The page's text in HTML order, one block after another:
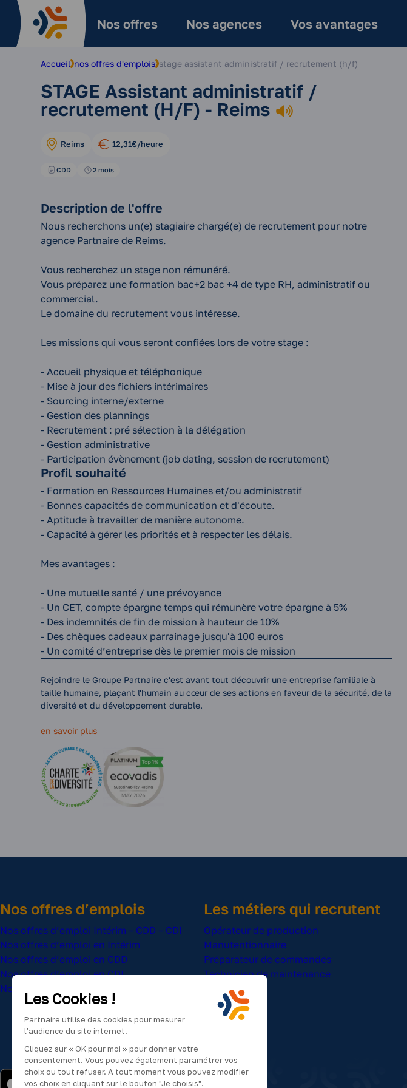
Nos offres Nos agences Vos avantages
Accueil nos offres d'emplois stage assistant administratif / recrutement (h/f)
STAGE Assistant administratif /
recrutement (H/F) - Reims
Reims 12,31€/heure
CDD 2 mois
Description de l'offre
Nous recherchons un(e) stagiaire chargé(e) de recrutement pour notre
agence Partnaire de Reims.
Vous recherchez un stage non rémunéré.
Vous préparez une formation bac+2 bac +4 de type RH, administratif ou
commercial.
Le domaine du recrutement vous intéresse.
Les missions qui vous seront confiées lors de votre stage :
- Accueil physique et téléphonique
- Mise à jour des fichiers intérimaires
- Sourcing interne/externe
- Gestion des plannings
- Recrutement : pré sélection à la délégation
- Gestion administrative
- Participation évènement (job dating, session de recrutement)
Profil souhaité
- Formation en Ressources Humaines et/ou administratif
- Bonnes capacités de communication et d'écoute.
- Aptitude à travailler de manière autonome.
- Capacité à gérer les priorités et à respecter les délais.
Mes avantages :
- Une mutuelle santé / une prévoyance
- Un CET, compte épargne temps qui rémunère votre épargne à 5%
- Des indemnités de fin de mission à hauteur de 10%
- Des chèques cadeaux parrainage jusqu'à 100 euros
- Un comité d’entreprise dès le premier mois de mission
Rejoindre le Groupe Partnaire c'est avant tout découvrir une entreprise familiale à
taille humaine, plaçant l'humain au cœur de ses actions en faveur de la sécurité, de la
diversité et du développement durable.
en savoir plus
Nos offres d’emplois
Nos offres d’emploi Intérim – CDD – CDI
Nos offres d’emploi en Intérim
Nos offres d’emploi en CDD
Nos offres d’emploi en CDI
Nos offres d’emploi saisonnier
Les métiers qui recrutent
Opérateur de production
Manutentionnaire
Préparateur de commandes
Technicien de maintenance
Chauffeur PL
Cariste
Les Cookies !
Partnaire utilise des cookies pour mesurer
l’audience du site internet.
Cliquez sur « OK pour moi » pour donner votre
consentement. Vous pouvez également paramétrer vos
choix ou tout refuser. A tout moment vous pouvez modifier
vos choix en cliquant sur le bouton "Je choisis".